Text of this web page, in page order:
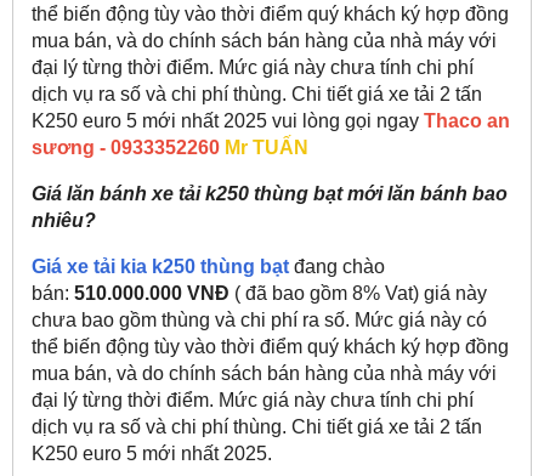
thể biến động tùy vào thời điểm quý khách ký hợp đồng
mua bán, và do chính sách bán hàng của nhà máy với
đại lý từng thời điểm. Mức giá này chưa tính chi phí
dịch vụ ra số và chi phí thùng. Chi tiết giá xe tải 2 tấn
K250 euro 5 mới nhất 2025 vui lòng gọi ngay Thaco an
sương - 0933352260 Mr TUẤN
Giá lăn bánh xe tải k250 thùng bạt mới lăn bánh bao
nhiêu?
Giá xe tải kia k250 thùng bạt đang chào
bán: 510.000.000 VNĐ ( đã bao gồm 8% Vat) giá này
chưa bao gồm thùng và chi phí ra số. Mức giá này có
thể biến động tùy vào thời điểm quý khách ký hợp đồng
mua bán, và do chính sách bán hàng của nhà máy với
đại lý từng thời điểm. Mức giá này chưa tính chi phí
dịch vụ ra số và chi phí thùng. Chi tiết giá xe tải 2 tấn
K250 euro 5 mới nhất 2025.